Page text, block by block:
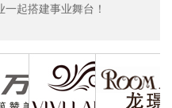
起搭建事业舞台！